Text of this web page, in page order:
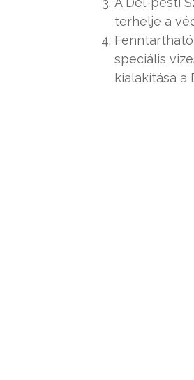
terhelje a
speciális
kialakítása a